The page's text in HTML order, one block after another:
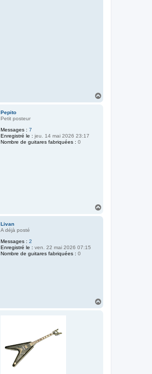
Pepito
Petit posteur
Messages : 7
Enregistré le : jeu. 14 mai 2026 23:17
Nombre de guitares fabriquées : 0
Livan
A déjà posté
Messages : 2
Enregistré le : ven. 22 mai 2026 07:15
Nombre de guitares fabriquées : 0